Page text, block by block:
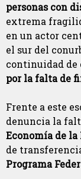
personas con
extrema
en un actor
el sur del
continuidad de
por la falta de
Frente a este
denuncia la
Economía de la
de
Programa